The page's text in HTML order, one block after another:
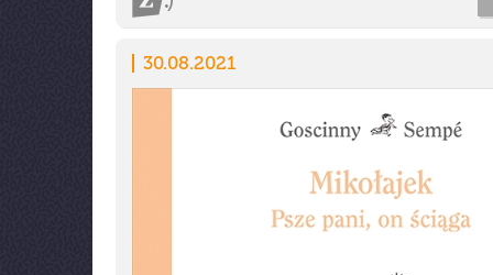
30.08.2021